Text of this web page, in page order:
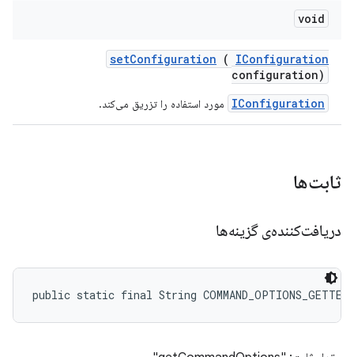
void
setConfiguration ( IConfiguration
configuration)
IConfiguration
مورد استفاده را تزریق می‌کند.
ثابت‌ها
دریافت‌کننده‌ی گزینه‌ها
public static final String COMMAND_OPTIONS_GETTER